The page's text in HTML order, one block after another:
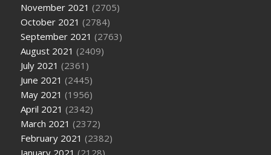
November 2021 (2705)
October 2021 (2784)
September 2021 (2763)
August 2021 (2409)
July 2021 (2361)
June 2021 (2445)
May 2021 (1956)
April 2021 (2342)
March 2021 (2372)
February 2021 (2382)
January 2021 (2128)